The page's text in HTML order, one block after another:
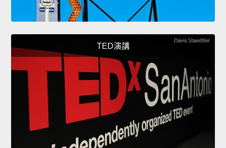
TED演講